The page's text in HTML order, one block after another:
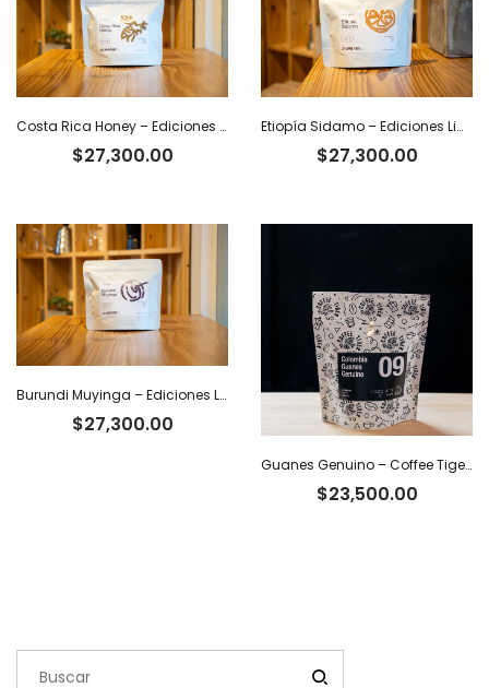
Costa Rica Honey – Ediciones Limitadas Tiger
$27,300.00
Etiopía Sidamo – Ediciones Limitadas Tiger
$27,300.00
Burundi Muyinga – Ediciones Limitadas Tiger
$27,300.00
Guanes Genuino – Coffee Tiger Co
$23,500.00